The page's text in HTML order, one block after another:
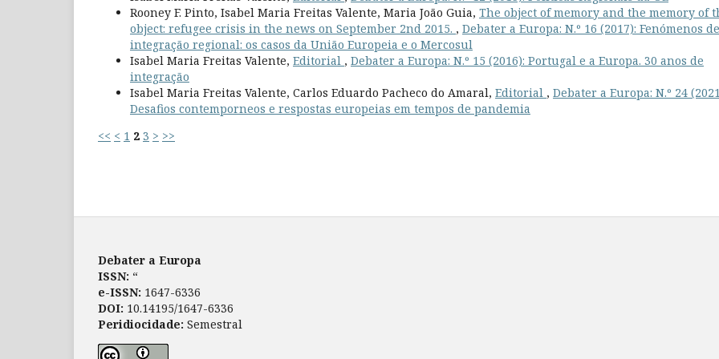
Rooney F. Pinto, Isabel Maria Freitas Valente, Maria João Guia, The object of memory and the memory of
object: refugee crisis in the news on September 2nd 2015. , Debater a Europa: N.º 16 (2017): Fenómenos de
integração regional: os casos da União Europeia e o Mercosul
Isabel Maria Freitas Valente, Editorial , Debater a Europa: N.º 15 (2016): Portugal e a Europa. 30 anos de
integração
Isabel Maria Freitas Valente, Carlos Eduardo Pacheco do Amaral, Editorial , Debater a Europa: N.º 24
Desafios contemporneos e respostas europeias em tempos de pandemia
<< < 1 2 3 > >>
Debater a Europa
ISSN: “
e-ISSN: 1647-6336
DOI: 10.14195/1647-6336
Peridiocidade: Semestral